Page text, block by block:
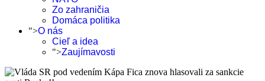
Zo zahraničia
Domáca politika
">O nás
Cieľ a idea
">Zaujímavosti